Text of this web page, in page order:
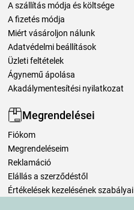
A szállítás módja és költsége
A fizetés módja
Miért vásároljon nálunk
Adatvédelmi beállítások
Üzleti feltételek
Ágynemű ápolása
Akadálymentesítési nyilatkozat
Megrendelései
Fiókom
Megrendeléseim
Reklamáció
Elállás a szerződéstől
Értékelések kezelésének szabályai